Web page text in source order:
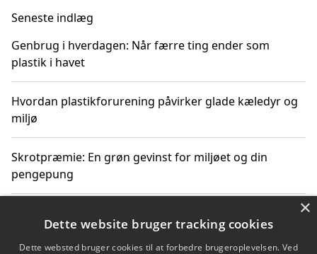
Seneste indlæg
Genbrug i hverdagen: Når færre ting ender som
plastik i havet
Hvordan plastikforurening påvirker glade kæledyr og
miljø
Skrotpræmie: En grøn gevinst for miljøet og din
pengepung
Hvordan blåfade med rist kan hjælpe med at reducere
plastik i havet
×
Dette website bruger tracking cookies
Dette websted bruger cookies til at forbedre brugeroplevelsen. Ved